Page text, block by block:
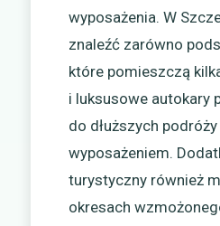
wyposażenia. W
znaleźć zarówno
które pomieszczą
i luksusowe autokary
do dłuższych podróży
wyposażeniem.
turystyczny również
okresach